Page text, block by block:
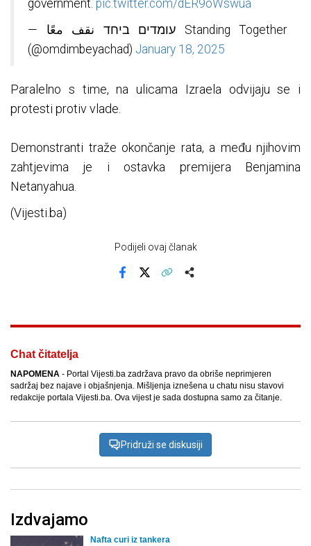
government. pic.twitter.com/dER9oWswua
— עומדים ביחד نقف معًا Standing Together
(@omdimbeyachad) January 18, 2025
Paralelno s time, na ulicama Izraela odvijaju se i
protesti protiv vlade.
Demonstranti traže okončanje rata, a među njihovim
zahtjevima je i ostavka premijera Benjamina
Netanyahua.
(Vijesti.ba)
Podijeli ovaj članak
Chat čitatelja
NAPOMENA - Portal Vijesti.ba zadržava pravo da obriše neprimjeren
sadržaj bez najave i objašnjenja. Mišljenja iznešena u chatu nisu stavovi
redakcije portala Vijesti.ba. Ova vijest je sada dostupna samo za čitanje.
Pridruži se diskusiji
Izdvajamo
Nafta curi iz tankera